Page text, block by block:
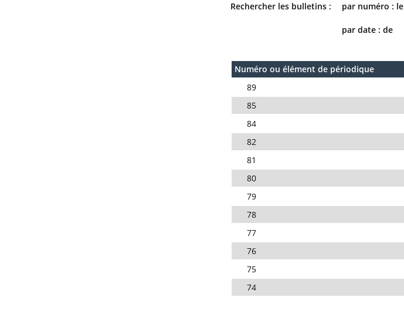
Rechercher les bulletins : par numéro : le
par date : de
Numéro ou élément de périodique
89
85
84
82
81
80
79
78
77
76
75
74